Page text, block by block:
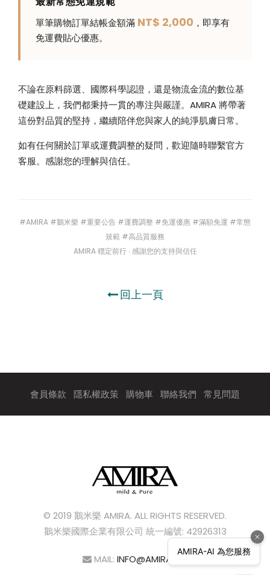
單筆購物訂單結帳金額滿 NT$ 2,000 ，即享有
免運費貼心優惠。
不論在原料篩選、國際科學認證，還是物流金流的數位基
礎建設上，我們都秉持一貫的專注與嚴謹。AMIRA 將帶著
這份對品質的堅持，繼續陪伴您與家人的純淨肌膚日常。
如有任何關於訂單或運費調整的疑問，歡迎隨時聯繫官方
客服。感謝您的理解與信任。
#AMIRA #鵝米樂 #重要公告 #運費調整 #免運優惠 #滿額免運 #常態
規範 #高品質服務
AMIRA 穩定前行 ∙ 感謝您的支持與信任
回上一頁
會員條款 隱私權政策 購物車 聯絡我們 常見問題
© 2019 鵝米樂 AMIRA. ALL RIGHTS RESERVED.
鵝米樂國際企業有限公司 統一編號: 42926313
MAIL: INFO@AMIRA.TW